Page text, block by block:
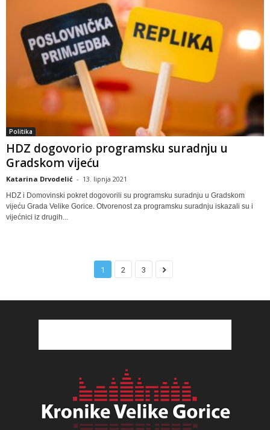
Politika
HDZ dogovorio programsku suradnju u
Gradskom vijeću
Katarina Drvodelić - 13. lipnja 2021
HDZ i Domovinski pokret dogovorili su programsku suradnju u Gradskom
vijeću Grada Velike Gorice. Otvorenost za programsku suradnju iskazali su i
vijećnici iz drugih...
1 2 3